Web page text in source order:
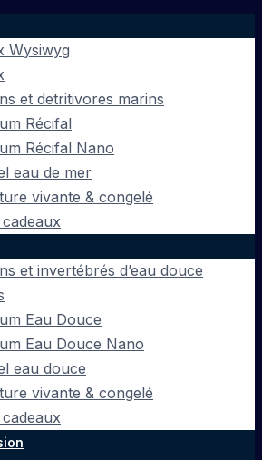
Wysiwyg
et detritivores marins
Récifal
Récifal Nano
eau de mer
vivante & congelé
et invertébrés d’eau douce
Eau Douce
Eau Douce Nano
eau douce
vivante & congelé